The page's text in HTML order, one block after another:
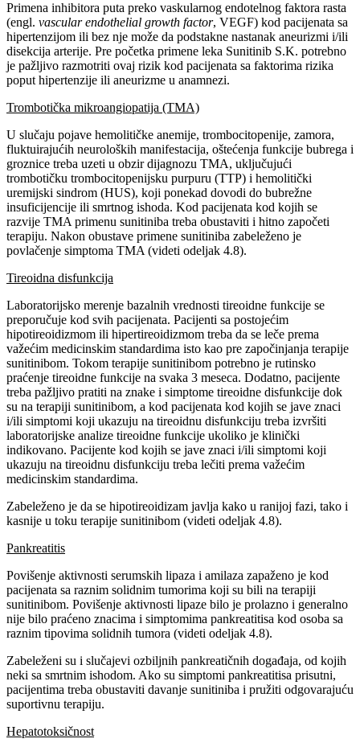
Primena inhibitora puta preko vaskularnog endotelnog faktora rasta
(engl. vascular endothelial growth factor, VEGF) kod pacijenata sa
hipertenzijom ili bez nje može da podstakne nastanak aneurizmi i/ili
disekcija arterije. Pre početka primene leka Sunitinib S.K. potrebno
je pažljivo razmotriti ovaj rizik kod pacijenata sa faktorima rizika
poput hipertenzije ili aneurizme u anamnezi.
Trombotička mikroangiopatija (TMA)
U slučaju pojave hemolitičke anemije, trombocitopenije, zamora,
fluktuirajućih neuroloških manifestacija, oštećenja funkcije bubrega i
groznice treba uzeti u obzir dijagnozu TMA, uključujući
trombotičku trombocitopenijsku purpuru (TTP) i hemolitički
uremijski sindrom (HUS), koji ponekad dovodi do bubrežne
insuficijencije ili smrtnog ishoda. Kod pacijenata kod kojih se
razvije TMA primenu sunitiniba treba obustaviti i hitno započeti
terapiju. Nakon obustave primene sunitiniba zabeleženo je
povlačenje simptoma TMA (videti odeljak 4.8).
Tireoidna disfunkcija
Laboratorijsko merenje bazalnih vrednosti tireoidne funkcije se
preporučuje kod svih pacijenata. Pacijenti sa postojećim
hipotireoidizmom ili hipertireoidizmom treba da se leče prema
važećim medicinskim standardima isto kao pre započinjanja terapije
sunitinibom. Tokom terapije sunitinibom potrebno je rutinsko
praćenje tireoidne funkcije na svaka 3 meseca. Dodatno, pacijente
treba pažljivo pratiti na znake i simptome tireoidne disfunkcije dok
su na terapiji sunitinibom, a kod pacijenata kod kojih se jave znaci
i/ili simptomi koji ukazuju na tireoidnu disfunkciju treba izvršiti
laboratorijske analize tireoidne funkcije ukoliko je klinički
indikovano. Pacijente kod kojih se jave znaci i/ili simptomi koji
ukazuju na tireoidnu disfunkciju treba lečiti prema važećim
medicinskim standardima.
Zabeleženo je da se hipotireoidizam javlja kako u ranijoj fazi, tako i
kasnije u toku terapije sunitinibom (videti odeljak 4.8).
Pankreatitis
Povišenje aktivnosti serumskih lipaza i amilaza zapaženo je kod
pacijenata sa raznim solidnim tumorima koji su bili na terapiji
sunitinibom. Povišenje aktivnosti lipaze bilo je prolazno i generalno
nije bilo praćeno znacima i simptomima pankreatitisa kod osoba sa
raznim tipovima solidnih tumora (videti odeljak 4.8).
Zabeleženi su i slučajevi ozbiljnih pankreatičnih događaja, od kojih
neki sa smrtnim ishodom. Ako su simptomi pankreatitisa prisutni,
pacijentima treba obustaviti davanje sunitiniba i pružiti odgovarajuću
suportivnu terapiju.
Hepatotoksičnost